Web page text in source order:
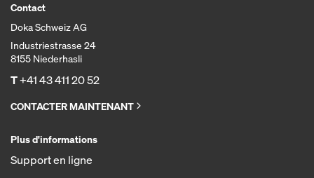
Contact
Doka Schweiz AG
Industriestrasse 24
8155 Niederhasli
T+41 43 411 20 52
CONTACTER MAINTENANT
Plus d'informations
Support en ligne